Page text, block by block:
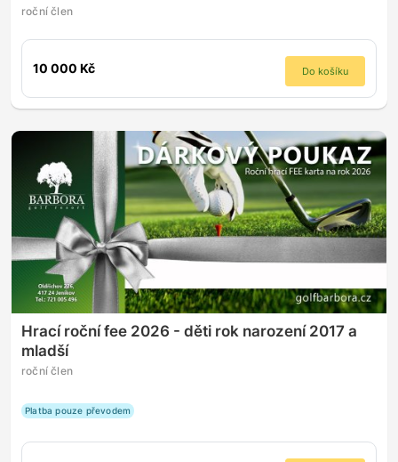
roční člen
10 000 Kč Do košíku
Hrací roční fee 2026 - děti rok narození 2017 a
mladší
roční člen
Platba pouze převodem